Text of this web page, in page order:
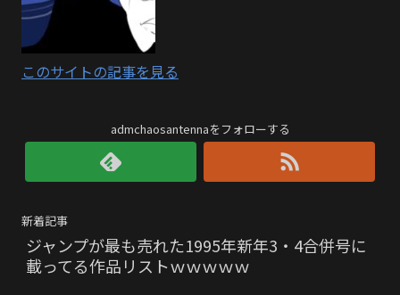
このサイトの記事を見る
admchaosantennaをフォローする
新着記事
ジャンプが最も売れた1995年新年3・4合併号に
載ってる作品リストｗｗｗｗｗ